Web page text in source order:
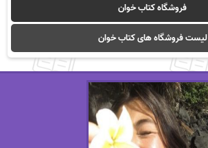
فروشگاه کتاب خوان
لیست فروشگاه های کتاب خوان